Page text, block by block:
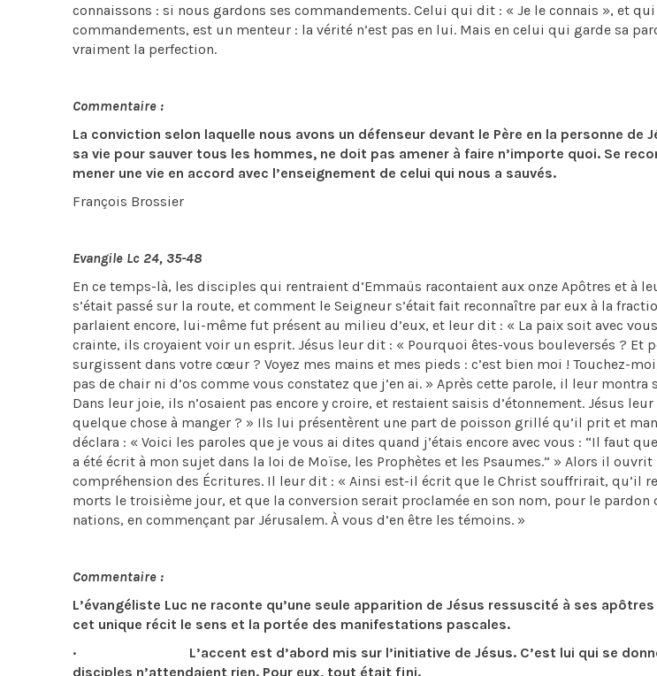
connaissons : si nous gardons ses commandements. Celui qui dit : « Je le connais », et qui
commandements, est un menteur : la vérité n’est pas en lui. Mais en celui qui garde sa
vraiment la perfection.
Commentaire :
La conviction selon laquelle nous avons un défenseur devant le Père en la personne de
sa vie pour sauver tous les hommes, ne doit pas amener à faire n’importe quoi. Se
mener une vie en accord avec l’enseignement de celui qui nous a sauvés.
François Brossier
Evangile Lc 24, 35-48
En ce temps-là, les disciples qui rentraient d’Emmaüs racontaient aux onze Apôtres et à
s’était passé sur la route, et comment le Seigneur s’était fait reconnaître par eux à la
parlaient encore, lui-même fut présent au milieu d’eux, et leur dit : « La paix soit avec
crainte, ils croyaient voir un esprit. Jésus leur dit : « Pourquoi êtes-vous bouleversés ? Et
surgissent dans votre cœur ? Voyez mes mains et mes pieds : c’est bien moi ! Touchez-
pas de chair ni d’os comme vous constatez que j’en ai. » Après cette parole, il leur montra
Dans leur joie, ils n’osaient pas encore y croire, et restaient saisis d’étonnement. Jésus
quelque chose à manger ? » Ils lui présentèrent une part de poisson grillé qu’il prit et
déclara : « Voici les paroles que je vous ai dites quand j’étais encore avec vous : “Il faut
a été écrit à mon sujet dans la loi de Moïse, les Prophètes et les Psaumes.” » Alors il
compréhension des Écritures. Il leur dit : « Ainsi est-il écrit que le Christ souffrirait, qu’il
morts le troisième jour, et que la conversion serait proclamée en son nom, pour le pardon
nations, en commençant par Jérusalem. À vous d’en être les témoins. »
Commentaire :
L’évangéliste Luc ne raconte qu’une seule apparition de Jésus ressuscité à ses
cet unique récit le sens et la portée des manifestations pascales.
· L’accent est d’abord mis sur l’initiative de Jésus. C’est lui qui se donne
disciples n’attendaient rien. Pour eux, tout était fini.